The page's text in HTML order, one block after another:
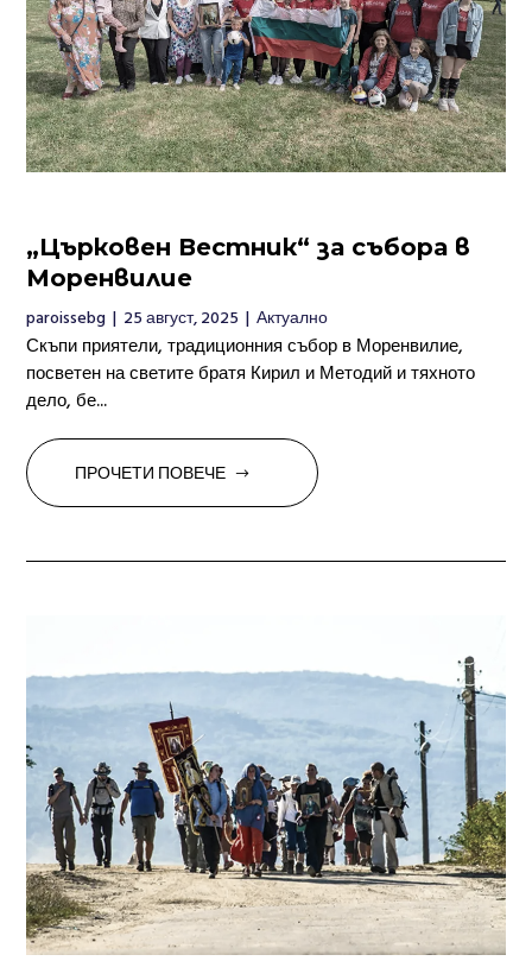
„Църковен Вестник“ за събора в
Моренвилие
paroissebg | 25 август, 2025 | Актуално
Скъпи приятели, традиционния събор в Моренвилие,
посветен на светите братя Кирил и Методий и тяхното
дело, бе...
ПРОЧЕТИ ПОВЕЧЕ